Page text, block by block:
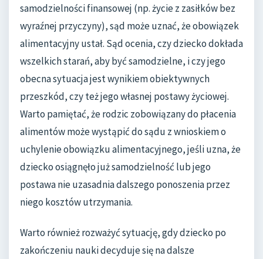
samodzielności finansowej (np. życie z zasiłków bez
wyraźnej przyczyny), sąd może uznać, że obowiązek
alimentacyjny ustał. Sąd ocenia, czy dziecko dokłada
wszelkich starań, aby być samodzielne, i czy jego
obecna sytuacja jest wynikiem obiektywnych
przeszkód, czy też jego własnej postawy życiowej.
Warto pamiętać, że rodzic zobowiązany do płacenia
alimentów może wystąpić do sądu z wnioskiem o
uchylenie obowiązku alimentacyjnego, jeśli uzna, że
dziecko osiągnęło już samodzielność lub jego
postawa nie uzasadnia dalszego ponoszenia przez
niego kosztów utrzymania.
Warto również rozważyć sytuację, gdy dziecko po
zakończeniu nauki decyduje się na dalsze